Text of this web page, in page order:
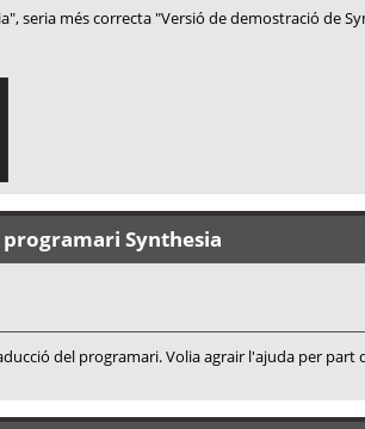
seria més correcta "Versió de demostració de
programari Synthesia
del programari. Volia agrair l'ajuda per part